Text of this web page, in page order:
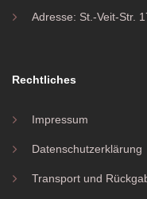
Adresse: St.-Veit-Str.
Rechtliches
Impressum
Datenschutzerklärung
Transport und